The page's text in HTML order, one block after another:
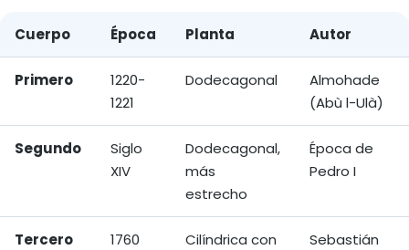
Cuerpo Época Planta Autor
Primero
1220-
1221
Dodecagonal
Almohade
(Abù l-Ulà)
Segundo
Siglo
XIV
Dodecagonal,
más
estrecho
Época de
Pedro I
Tercero 1760
Cilíndrica con
Sebastián